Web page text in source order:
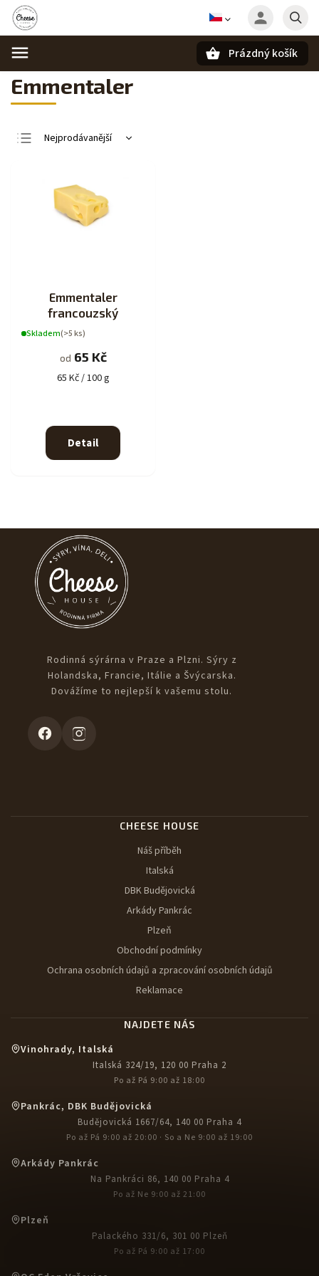
Hledat
Prázdný košík
Emmentaler
Nejprodávanější
Nejdražší
Abecedně
Emmentaler
francouzský
Skladem(>5 ks)
od 65 Kč
65 Kč / 100 g
Detail
Rodinná sýrárna v Praze a Plzni. Sýry z
Holandska, Francie, Itálie a Švýcarska.
Dovážíme to nejlepší k vašemu stolu.
CHEESE HOUSE
Náš příběh
Italská
DBK Budějovická
Arkády Pankrác
Plzeň
Obchodní podmínky
Ochrana osobních údajů a zpracování osobních údajů
Reklamace
NAJDETE NÁS
Vinohrady, Italská
Italská 324/19, 120 00 Praha 2
Po až Pá 9:00 až 18:00
Pankrác, DBK Budějovická
Budějovická 1667/64, 140 00 Praha 4
Po až Pá 9:00 až 20:00 · So a Ne 9:00 až 19:00
Arkády Pankrác
Na Pankráci 86, 140 00 Praha 4
Po až Ne 9:00 až 21:00
Plzeň
Palackého 331/6, 301 00 Plzeň
Po až Pá 9:00 až 17:00